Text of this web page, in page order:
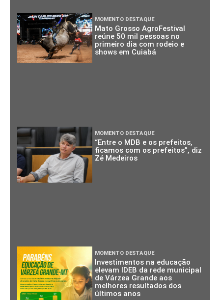
MOMENTO DESTAQUE
Mato Grosso AgroFestival
reúne 50 mil pessoas no
primeiro dia com rodeio e
shows em Cuiabá
MOMENTO DESTAQUE
“Entre o MDB e os prefeitos,
ficamos com os prefeitos”, diz
Zé Medeiros
MOMENTO DESTAQUE
Investimentos na educação
elevam IDEB da rede municipal
de Várzea Grande aos
melhores resultados dos
últimos anos